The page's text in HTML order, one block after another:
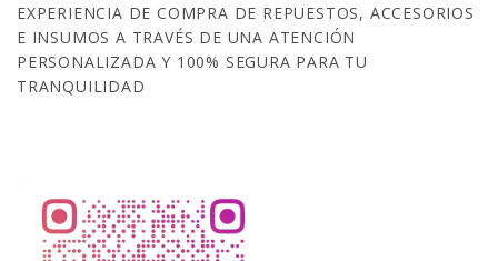
EXPERIENCIA DE COMPRA DE REPUESTOS, ACCESORIOS
E INSUMOS A TRAVÉS DE UNA ATENCIÓN
PERSONALIZADA Y 100% SEGURA PARA TU
TRANQUILIDAD